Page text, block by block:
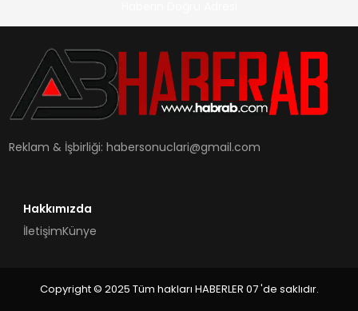
Reklam & İşbirliği:habersonuclari@gmail.com
Hakkımızda
İletişimKünye
Copyright © 2025 Tüm hakları HABERLER 07 'de saklıdır.